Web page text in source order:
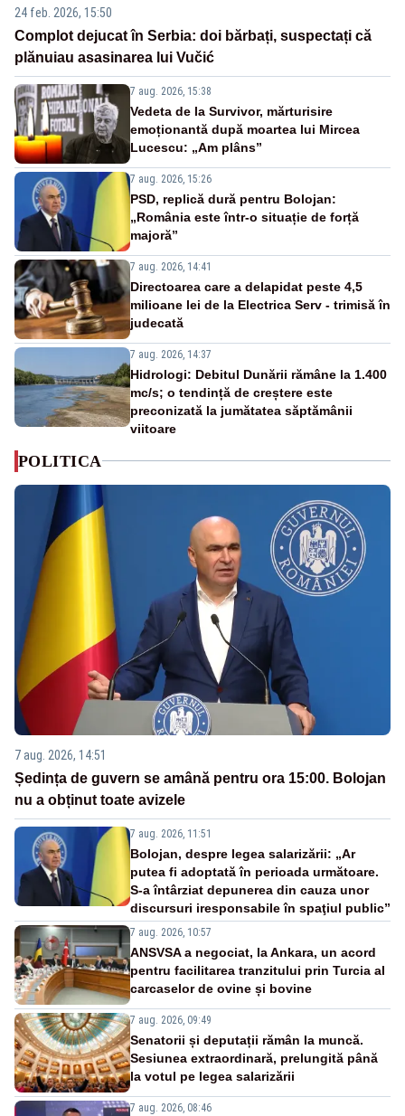
24 feb. 2026, 15:50
Complot dejucat în Serbia: doi bărbați, suspectați că
plănuiau asasinarea lui Vučić
7 aug. 2026, 15:38
Vedeta de la Survivor, mărturisire
emoționantă după moartea lui Mircea
Lucescu: „Am plâns”
7 aug. 2026, 15:26
PSD, replică dură pentru Bolojan:
„România este într-o situație de forță
majoră”
7 aug. 2026, 14:41
Directoarea care a delapidat peste 4,5
milioane lei de la Electrica Serv - trimisă în
judecată
7 aug. 2026, 14:37
Hidrologi: Debitul Dunării rămâne la 1.400
mc/s; o tendință de creștere este
preconizată la jumătatea săptămânii
viitoare
POLITICA
7 aug. 2026, 14:51
Ședința de guvern se amână pentru ora 15:00. Bolojan
nu a obținut toate avizele
7 aug. 2026, 11:51
Bolojan, despre legea salarizării: „Ar
putea fi adoptată în perioada următoare.
S-a întârziat depunerea din cauza unor
discursuri iresponsabile în spaţiul public”
7 aug. 2026, 10:57
ANSVSA a negociat, la Ankara, un acord
pentru facilitarea tranzitului prin Turcia al
carcaselor de ovine și bovine
7 aug. 2026, 09:49
Senatorii și deputații rămân la muncă.
Sesiunea extraordinară, prelungită până
la votul pe legea salarizării
7 aug. 2026, 08:46